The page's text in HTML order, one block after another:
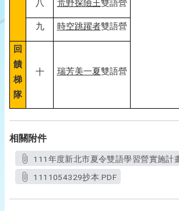
八 荒野探險王雙語營
九 時空跳躍者雙語營
回
饋
梯
隊
十 瑞芳美一夏雙語營
相關附件
111年度新北市夏令雙語學習營實施計
1111054329抄本.PDF